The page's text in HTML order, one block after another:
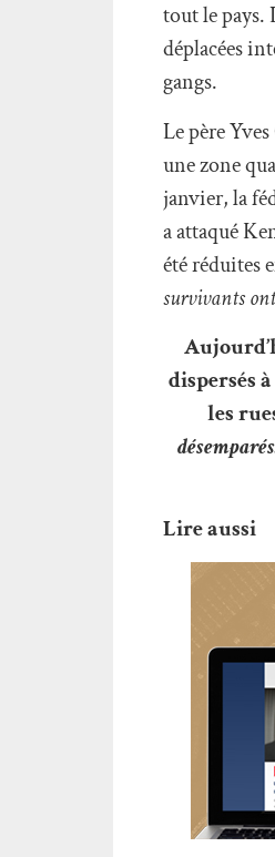
tout le pays.
déplacées
gangs.
Le père
une zone
janvier, la
a attaqué
été réduites
survivants
dispersés
les
Lire aussi